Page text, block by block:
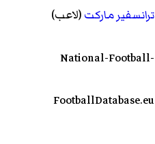
ترانسفير ماركت(لاعب)
على موقع National-Football-